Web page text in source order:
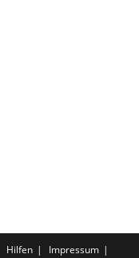
Hilfen
Impressum